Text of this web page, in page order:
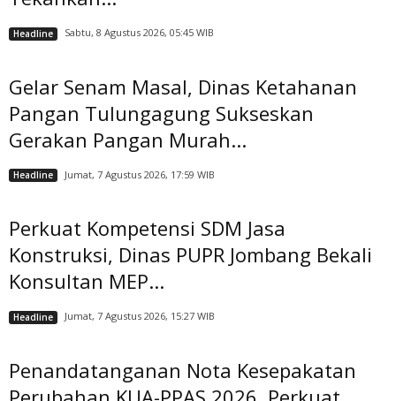
Headline Sabtu, 8 Agustus 2026, 05:45 WIB
Gelar Senam Masal, Dinas Ketahanan
Pangan Tulungagung Sukseskan
Gerakan Pangan Murah...
Headline Jumat, 7 Agustus 2026, 17:59 WIB
Perkuat Kompetensi SDM Jasa
Konstruksi, Dinas PUPR Jombang Bekali
Konsultan MEP...
Headline Jumat, 7 Agustus 2026, 15:27 WIB
Penandatanganan Nota Kesepakatan